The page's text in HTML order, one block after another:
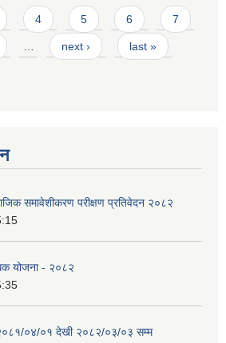
4 5 6 7
… next › last »
समावेशीकरण परीक्षण प्रतिवेदन २०८२
योजना - २०८२
०४/०१ देखी २०८२/०३/०३ सम्म